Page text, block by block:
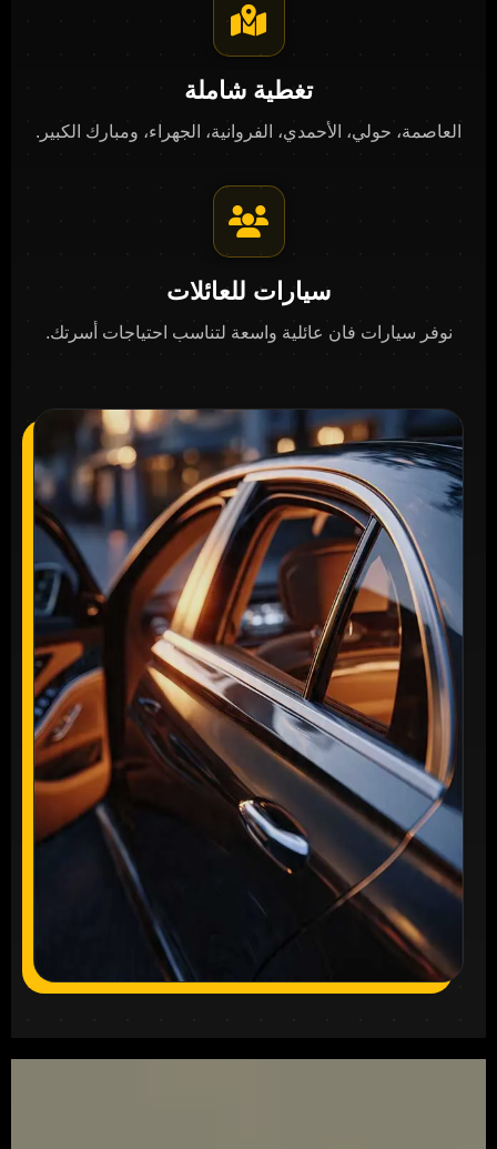
تغطية شاملة
العاصمة، حولي، الأحمدي، الفروانية، الجهراء، ومبارك الكبير.
سيارات للعائلات
نوفر سيارات فان عائلية واسعة لتناسب احتياجات أسرتك.